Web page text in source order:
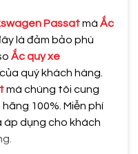
Passatmà Ắc
là đảm bảo phù
Ắc quy xe
quý khách hàng.
mà chúng tôi cung
100%. Miễn phí
áp dụng cho khách